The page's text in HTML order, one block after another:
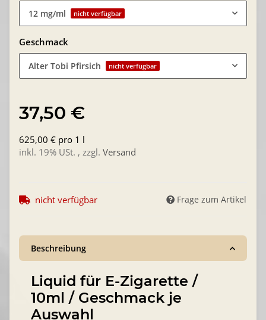
12 mg/ml nicht verfügbar
Geschmack
Alter Tobi Pfirsich nicht verfügbar
37,50 €
625,00 € pro 1 l
inkl. 19% USt. , zzgl. Versand
nicht verfügbar Frage zum Artikel
Beschreibung
Liquid für E-Zigarette /
10ml / Geschmack je
Auswahl